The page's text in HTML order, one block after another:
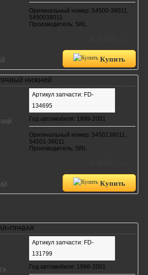
Оригинальный номер: 54500-38011,
5450038011
Производитель: SRL
Купить
НИЖНИЙ
Артикул запчасти: FD-
134695
Год автомобиля: 1999-2001
Оригинальный номер: 5450138011,
54501-38011
Производитель: SRL
Купить
Артикул запчасти: FD-
131799
Год автомобиля: 1998-2001